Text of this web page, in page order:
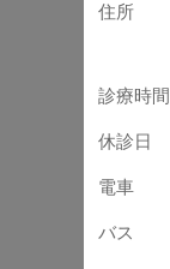
住所
診療時間
休診日
電車
バス